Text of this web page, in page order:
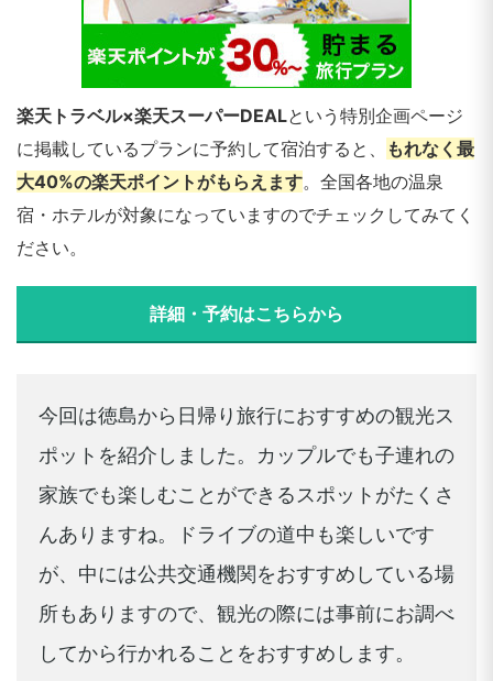
楽天トラベル×楽天スーパーDEALという特別企画ページ
に掲載しているプランに予約して宿泊すると、
もれなく最
大40%の楽天ポイントがもらえます。全国各地の温泉
宿・ホテルが対象になっていますのでチェックしてみてく
ださい。
詳細・予約はこちらから
今回は徳島から日帰り旅行におすすめの観光ス
ポットを紹介しました。カップルでも子連れの
家族でも楽しむことができるスポットがたくさ
んありますね。ドライブの道中も楽しいです
が、中には公共交通機関をおすすめしている場
所もありますので、観光の際には事前にお調べ
してから行かれることをおすすめします。